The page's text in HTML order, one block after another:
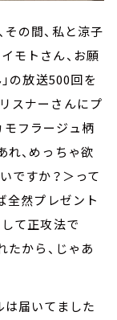
の間、私と涼子
モトさん、お願
」の放送500回を
スナーさんにプ
フラージュ柄
れ、めっちゃ欲
ですか？＞って
全然プレゼント
して正攻法で
たから、じゃあ
は届いてました